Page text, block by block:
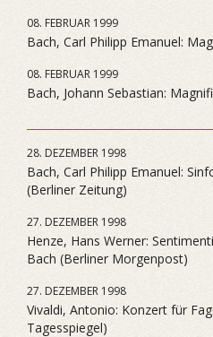
08. FEBRUAR 1999
Bach, Carl Philipp Emanuel:
08. FEBRUAR 1999
Bach, Johann Sebastian:
28. DEZEMBER 1998
Bach, Carl Philipp Emanuel:
(Berliner Zeitung)
27. DEZEMBER 1998
Henze, Hans Werner:
Bach (Berliner Morgenpost)
27. DEZEMBER 1998
Vivaldi, Antonio: Konzert für
Tagesspiegel)